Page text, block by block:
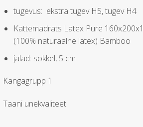
tugevus: ekstra tugev H5, tugev H4
Kattemadrats Latex Pure
(100% naturaalne latex) Bamboo
jalad: sokkel, 5 cm
Kangagrupp 1
Taani unekvaliteet